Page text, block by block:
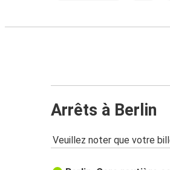
Arrêts à Berlin
Veuillez noter que votre